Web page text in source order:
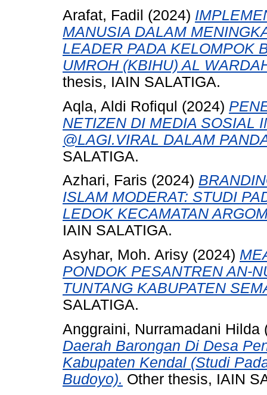
Arafat, Fadil (2024)
MANUSIA DALAM
LEADER PADA KELOMPOK
UMROH (KBIHU) AL
thesis, IAIN SALATIGA.
Aqla, Aldi Rofiqul (2024)
NETIZEN DI MEDIA SOSIAL
@LAGI.VIRAL DALAM
SALATIGA.
Azhari, Faris (2024)
ISLAM MODERAT: STUDI
LEDOK KECAMATAN
IAIN SALATIGA.
Asyhar, Moh. Arisy (2024)
PONDOK PESANTREN AN-
TUNTANG KABUPATEN
SALATIGA.
Anggraini, Nurramadani Hilda
Daerah Barongan Di Desa
Kabupaten Kendal (Studi
Budoyo). Other thesis, IAIN